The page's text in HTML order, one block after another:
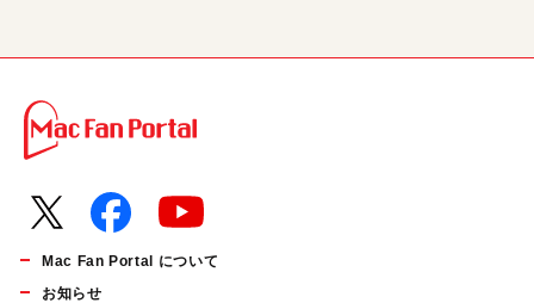
Mac Fan Portal について
お知らせ